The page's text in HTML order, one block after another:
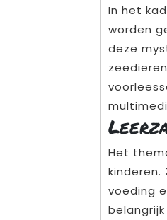
In het
worden
deze
Het
kinderen.
voeding